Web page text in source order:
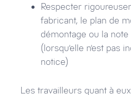
Respecter
fabricant, le plan de
démontage ou la
(lorsqu’elle n’est pas
notice)
Les travailleurs quant à